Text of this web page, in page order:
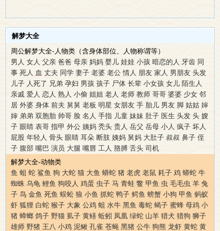
解梦大全
周公解梦大全-人物类（含身体部位、人物称谓等）
男人 女人 父亲 爸爸 母亲 妈妈 婴儿 娃娃 小孩 暗恋的人 牙齿 同
事 死人 血 丈夫 同学 妻子 老婆 老公 情人 朋友 家人 男朋友 头发
儿子 人死了 兄弟 孕妇 男孩 孩子 尸体 长辈 小女孩 女儿 陌生人
亲戚 爱人 恋人 熟人 小偷 姐姐 老人 老师 教师 哥哥 婆婆 少女 邻
居 外婆 身体 前夫 舅舅 老板 明星 女朋友 手 胎儿 男友 脚 姑姑 婶
婶 弟弟 双胞胎 帅哥 脸 名人 手指 儿童 妹妹 肚子 医生 头发 头 嫂
子 眼睛 表哥 指甲 外公 姨妈 秃头 贵人 岳父 岳母 小人 疯子 坏人
屁股 年轻人 骨头 眼睛 耳朵 断肢 姨妈 舅妈 大肚子 叔叔 鼻子 侄
子 腹部 嘴巴 演员 大腿 嘴唇 工人 胳膊 舌头 司机
解梦大全-动物类
鱼 蛆 蛇 鲨鱼 狗 大蛇 猫 大鱼 蟒蛇 猪 老虎 老鼠 耗子 鸡 蟒蛇 牛
蜘蛛 乌龟 鲤鱼 狗咬人 鸡蛋 虫子 马 青蛙 鳖 甲鱼 虫 毛毛虫 羊 兔
子 鸟 金鱼 死鱼 蜈蚣 狼 小鱼 抓蛇 鸭子 鳄鱼 螃蟹 小狗 甲鱼 蚂蚁
虾 狐狸 白蛇 猴子 大象 公鸡 蛆 水牛 黑鱼 毒蛇 蝎子 蜜蜂 母鸡 小
猪 蟑螂 鸽子 野猫 虱子 黄鳝 蚯蚓 凤凰 绿蛇 山羊 猎犬 猎狗 狮子
雄师 野猪 王八 小鸡 泥鳅 孔雀 苍蝇 黑猪 公牛 狗熊 龙虾 黄蛇 黄